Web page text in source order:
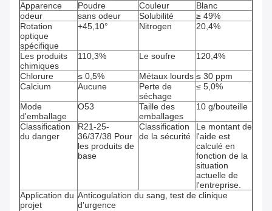
Apparence Poudre Couleur
Blanc
odeur
sans odeur Solubilité
≥ 49%
Rotation
optique
spécifique
+45,10° Nitrogen 20,4%
Les produits
chimiques
110,3% Le soufre 120,4%
Chlorure ≤ 0,5% Métaux lourds ≤ 30 ppm
Calcium
Aucune
Perte de
séchage
≤ 5,0%
Mode
d'emballage
O53
Taille des
emballages
10 g/bouteille
Classification
du danger
R21-25-
36/37/38 Pour
les produits de
base
Classification
de la sécurité
Le montant de
l'aide est
calculé en
fonction de la
situation
actuelle de
l'entreprise.
Application du
projet
Anticogulation du sang, test de clinique
d'urgence